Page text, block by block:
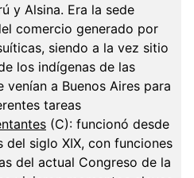
y Alsina. Era la sede
comercio generado por
siendo a la vez sitio
los indígenas de las
venían a Buenos Aires para
tareas
(C): funcionó desde
del siglo XIX, con funciones
del actual Congreso de la